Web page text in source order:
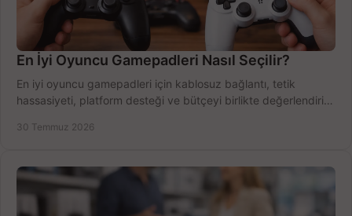
En İyi Oyuncu Gamepadleri Nasıl Seçilir?
En iyi oyuncu gamepadleri için kablosuz bağlantı, tetik
hassasiyeti, platform desteği ve bütçeyi birlikte değerlendirin;
30 Temmuz 2026